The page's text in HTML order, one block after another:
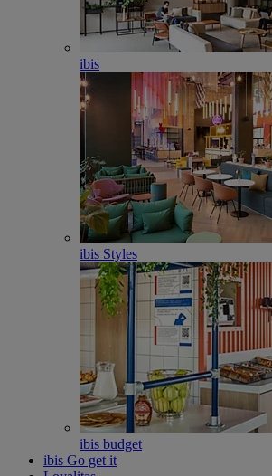
ibis
ibis Styles
ibis budget
ibis Go get it